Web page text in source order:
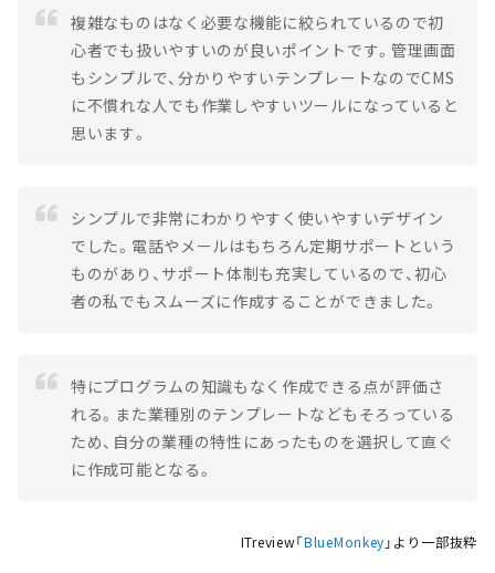
複雑なものはなく必要な機能に絞られているので初
心者でも扱いやすいのが良いポイントです。管理画面
もシンプルで、分かりやすいテンプレートなのでCMS
に不慣れな人でも作業しやすいツールになっていると
思います。
シンプルで非常にわかりやすく使いやすいデザイン
でした。電話やメールはもちろん定期サポートという
ものがあり、サポート体制も充実しているので、初心
者の私でもスムーズに作成することができました。
特にプログラムの知識もなく作成できる点が評価さ
れる。また業種別のテンプレートなどもそろっている
ため、自分の業種の特性にあったものを選択して直ぐ
に作成可能となる。
ITreview「BlueMonkey 」より一部抜粋